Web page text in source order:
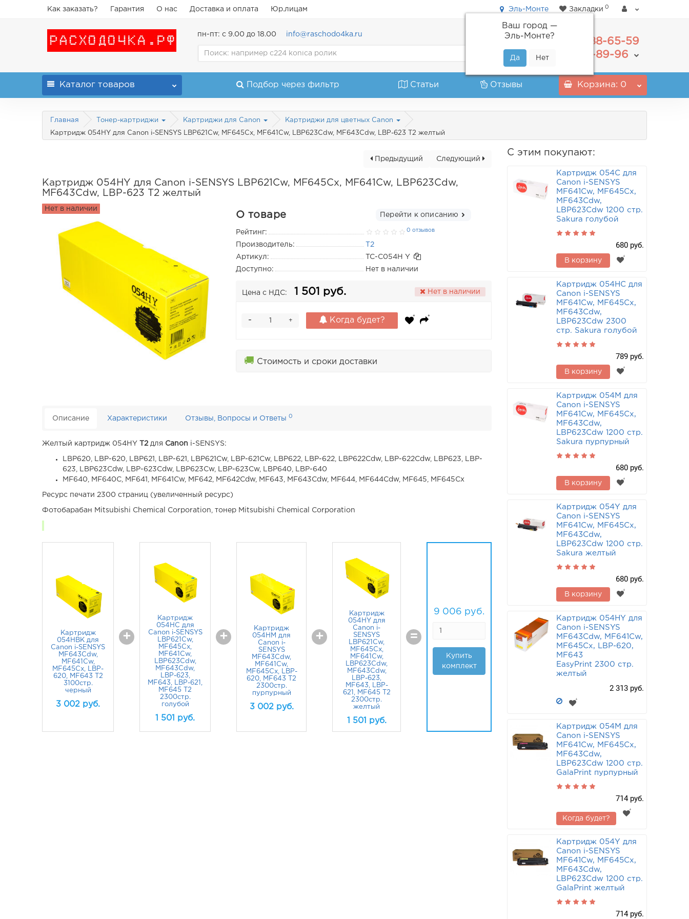
Как заказать? Гарантия О нас Доставка и оплата Юр.лицам Эль-Монте
Ваш город —
Эль-Монте?
Закладки 0
пн-пт: с 9.00 до 18.00 info@raschodo4ka.ru
488-65-59
+7(800) 555-89-96
Каталог товаров Подбор через фильтр Статьи Отзывы Корзина: 0
Главная Тонер-картриджи Картриджи для Canon Картриджи для цветных Canon
Картридж 054HY для Canon i-SENSYS LBP621Cw, MF645Cx, MF641Cw, LBP623Cdw, MF643Cdw, LBP-623 T2 желтый
Следующий
Предыдущий
Картридж 054HY для Canon i-SENSYS LBP621Cw, MF645Cx, MF641Cw, LBP623Cdw,
MF643Cdw, LBP-623 T2 желтый
Нет в наличии
О товаре Перейти к описанию
Рейтинг: 0 отзывов
Производитель:
T2
Артикул:
TC-C054H Y
Доступно:
Нет в наличии
Цена с НДС: 1 501 руб. Нет в наличии
+
- Когда будет?
🚚 Стоимость и сроки доставки
Описание Характеристики Отзывы, Вопросы и Ответы0
Желтый картридж 054HY T2 для Canon i-SENSYS:
LBP620, LBP-620, LBP621, LBP-621, LBP621Cw, LBP-621Cw, LBP622, LBP-622, LBP622Cdw, LBP-622Cdw, LBP623, LBP-
623, LBP623Cdw, LBP-623Cdw, LBP623Cw, LBP-623Cw, LBP640, LBP-640
MF640, MF640C, MF641, MF641Cw, MF642, MF642Cdw, MF643, MF643Cdw, MF644, MF644Cdw, MF645, MF645Cx
Ресурс печати 2300 страниц (увеличенный ресурс)
Фотобарабан Mitsubishi Chemical Corporation, тонер Mitsubishi Chemical Corporation
Картридж
054HBK для
Canon i-SENSYS
MF643Cdw,
MF641Cw,
MF645Cx, LBP-
620, MF643 T2
3100стр.
черный
3 002 руб.
+
Картридж
054HC для
Canon i-SENSYS
LBP621Cw,
MF645Cx,
MF641Cw,
LBP623Cdw,
MF643Cdw,
LBP-623,
MF643, LBP-621,
MF645 T2
2300стр.
голубой
1 501 руб.
+
Картридж
054HM для
Canon i-
SENSYS
MF643Cdw,
MF641Cw,
MF645Cx, LBP-
620, MF643 T2
2300стр.
пурпурный
3 002руб.
+
Картридж
054HY для
Canon i-
SENSYS
LBP621Cw,
MF645Cx,
MF641Cw,
LBP623Cdw,
MF643Cdw,
LBP-623,
MF643, LBP-
621, MF645 T2
2300стр.
желтый
1 501 руб.
=
9 006 руб.
Купить
комплект
С этим покупают:
Картридж 054C для
Canon i-SENSYS
MF641Cw, MF645Cx,
MF643Cdw,
LBP623Cdw 1200 стр.
Sakura голубой
680 руб.
В корзину
Картридж 054HC для
Canon i-SENSYS
MF641Cw, MF645Cx,
MF643Cdw,
LBP623Cdw 2300
стр. Sakura голубой
789 руб.
В корзину
Картридж 054M для
Canon i-SENSYS
MF641Cw, MF645Cx,
MF643Cdw,
LBP623Cdw 1200 стр.
Sakura пурпурный
680 руб.
В корзину
Картридж 054Y для
Canon i-SENSYS
MF641Cw, MF645Cx,
MF643Cdw,
LBP623Cdw 1200 стр.
Sakura желтый
680 руб.
В корзину
Картридж 054HY для
Canon i-SENSYS
MF643Cdw, MF641Cw,
MF645Cx, LBP-620,
MF643
EasyPrint 2300 стр.
желтый
2 313 руб.
Картридж 054M для
Canon i-SENSYS
MF641Cw, MF645Cx,
MF643Cdw,
LBP623Cdw 1200 стр.
GalaPrint пурпурный
714 руб.
Когда будет?
Картридж 054Y для
Canon i-SENSYS
MF641Cw, MF645Cx,
MF643Cdw,
LBP623Cdw 1200 стр.
GalaPrint желтый
714 руб.